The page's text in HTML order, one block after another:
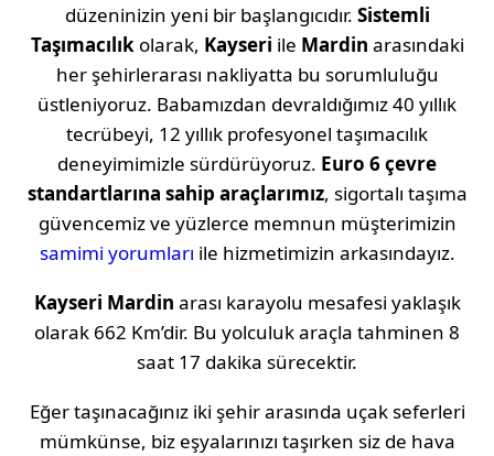
düzeninizin yeni bir başlangıcıdır. Sistemli
Taşımacılıkolarak, Kayseri ile Mardin arasındaki
her şehirlerarası nakliyatta bu sorumluluğu
üstleniyoruz. Babamızdan devraldığımız 40 yıllık
tecrübeyi, 12 yıllık profesyonel taşımacılık
deneyimimizle sürdürüyoruz. Euro 6 çevre
standartlarına sahip araçlarımız, sigortalı taşıma
güvencemiz ve yüzlerce memnun müşterimizin
samimi yorumları ile hizmetimizin arkasındayız.
Kayseri Mardin arası karayolu mesafesi yaklaşık
olarak 662 Km’dir. Bu yolculuk araçla tahminen 8
saat 17 dakika sürecektir.
Eğer taşınacağınız iki şehir arasında uçak seferleri
mümkünse, biz eşyalarınızı taşırken siz de hava